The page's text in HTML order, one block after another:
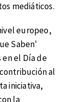
mediáticos.
europeo,
Saben'
el Día de
al
iniciativa,
la